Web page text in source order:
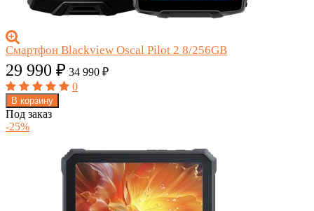
Смартфон Blackview Oscal Pilot 2 8/256GB
29 990 ₽ 34 990 ₽
0
В корзину
Под заказ
-25%